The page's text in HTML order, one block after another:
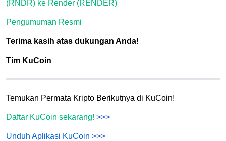
(RNDR) ke Render (RENDER)
Pengumuman Resmi
Terima kasih atas dukungan Anda!
Tim KuCoin
Temukan Permata Kripto Berikutnya di KuCoin!
Daftar KuCoin sekarang! >>>
Unduh Aplikasi KuCoin >>>